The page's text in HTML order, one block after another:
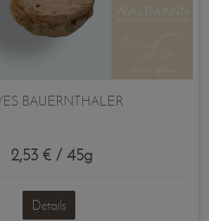
BAUERNTHALER
2,53 € / 45g
Details